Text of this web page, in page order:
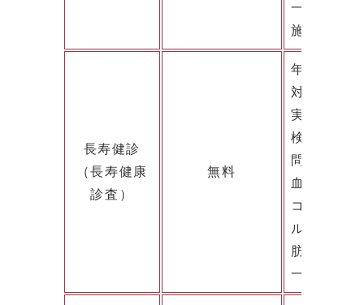
一定の基
施・血糖
長寿健診
（長寿健康
診査）
無料
年齢：75
対象者：
実施月：6
検査項目：
問診、身
血液検査
コレステ
ル、クレ
肪）
一定の基